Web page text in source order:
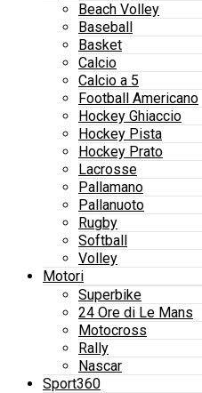
Beach Volley
Baseball
Basket
Calcio
Calcio a 5
Football Americano
Hockey Ghiaccio
Hockey Pista
Hockey Prato
Lacrosse
Pallamano
Pallanuoto
Rugby
Softball
Volley
Motori
Superbike
24 Ore di Le Mans
Motocross
Rally
Nascar
Sport360